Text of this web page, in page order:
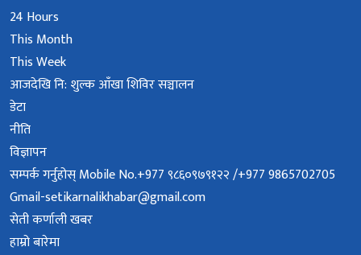
24 Hours
This Month
This Week
आजदेखि नि: शुल्क आँखा शिविर सञ्चालन
डेटा
नीति
विज्ञापन
सम्पर्क गर्नुहोस् Mobile No.+977 ९८६०९७९१२२ /+977 9865702705
Gmail-setikarnalikhabar@gmail.com
सेती कर्णाली खबर
हाम्रो बारेमा